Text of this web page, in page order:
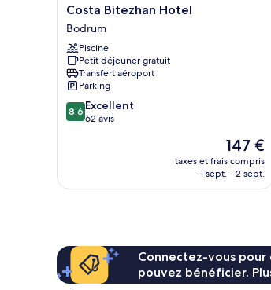
Costa
Bitezhan
Hotel
Bodrum
Costa Bitezhan Hotel
Bodrum
Piscine
Petit déjeuner gratuit
Transfert aéroport
Parking
8.6
sur
8,6 Excellent
62 avis
Le
nouveau
prix
147 €
taxes et frais compris
1 sept. - 2 sept.
Connectez-vous
pouvez bénéficier.